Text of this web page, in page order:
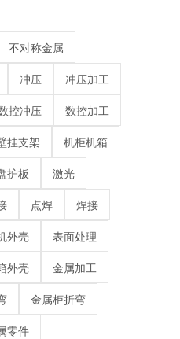
不对称金属
冲压 冲压加工
控冲压 数控加工
挂支架 机柜机箱
护板 激光
点焊 焊接
外壳 表面处理
外壳 金属加工
金属柜折弯
零件